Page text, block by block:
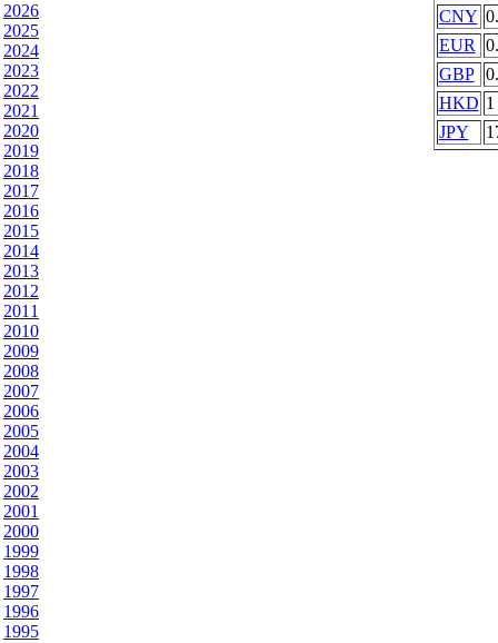
2026
2025
2024
2023
2022
2021
2020
2019
2018
2017
2016
2015
2014
2013
2012
2011
2010
2009
2008
2007
2006
2005
2004
2003
2002
2001
2000
1999
1998
1997
1996
1995
CNY
EUR
GBP
HKD 1
JPY